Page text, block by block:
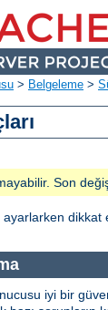
> Belgeleme >
Son
dikkat
iyi bir